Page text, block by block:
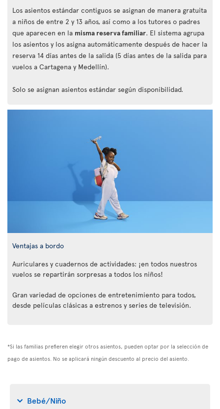
Los asientos estándar contiguos se asignan de manera gratuita
a niños de entre 2 y 13 años, así como a los tutores o padres
que aparecen en la misma reserva familiar. El sistema agrupa
los asientos y los asigna automáticamente después de hacer la
reserva 14 días antes de la salida (5 días antes de la salida para
vuelos a Cartagena y Medellín).
Solo se asignan asientos estándar según disponibilidad.
Ventajas a bordo
Auriculares y cuadernos de actividades: ¡en todos nuestros
vuelos se repartirán sorpresas a todos los niños!
Gran variedad de opciones de entretenimiento para todos,
desde películas clásicas a estrenos y series de televisión.
*Si las familias prefieren elegir otros asientos, pueden optar por la selección de
pago de asientos. No se aplicará ningún descuento al precio del asiento.
Bebé/Niño